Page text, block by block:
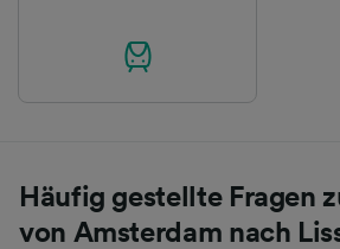
Häufig gestellte Fragen
von Amsterdam nach